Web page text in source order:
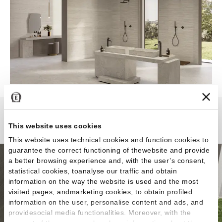
This website uses cookies
This website uses technical cookies and function cookies to
guarantee the correct functioning of thewebsite and provide
a better browsing experience and, with the user’s consent,
statistical cookies, toanalyse our traffic and obtain
information on the way the website is used and the most
visited pages, andmarketing cookies, to obtain profiled
information on the user, personalise content and ads, and
providesocial media functionalities. Moreover, with the
Portland Stone